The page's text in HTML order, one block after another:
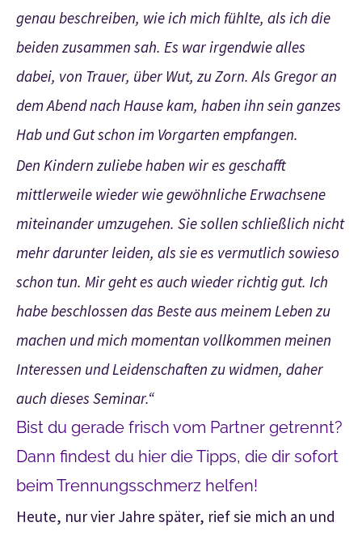
genau beschreiben, wie ich mich fühlte, als ich die
beiden zusammen sah. Es war irgendwie alles
dabei, von Trauer, über Wut, zu Zorn. Als Gregor an
dem Abend nach Hause kam, haben ihn sein ganzes
Hab und Gut schon im Vorgarten empfangen.
Den Kindern zuliebe haben wir es geschafft
mittlerweile wieder wie gewöhnliche Erwachsene
miteinander umzugehen. Sie sollen schließlich nicht
mehr darunter leiden, als sie es vermutlich sowieso
schon tun. Mir geht es auch wieder richtig gut. Ich
habe beschlossen das Beste aus meinem Leben zu
machen und mich momentan vollkommen meinen
Interessen und Leidenschaften zu widmen, daher
auch dieses Seminar.“
Bist du gerade frisch vom Partner getrennt?
Dann findest du hier die Tipps, die dir sofort
beim Trennungsschmerz helfen!
Heute, nur vier Jahre später, rief sie mich an und